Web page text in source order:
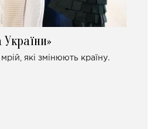
мрій, які змінюють країну.